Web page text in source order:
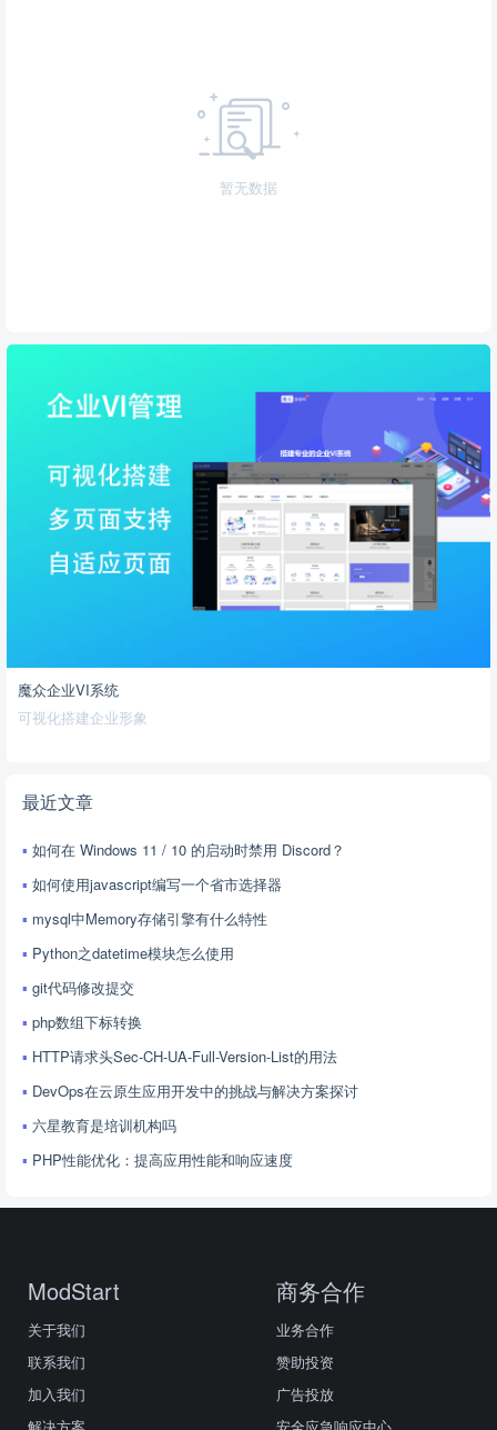
暂无数据
魔众企业VI系统
可视化搭建企业形象
最近文章
如何在 Windows 11 / 10 的启动时禁用 Discord？
如何使用javascript编写一个省市选择器
mysql中Memory存储引擎有什么特性
Python之datetime模块怎么使用
git代码修改提交
php数组下标转换
HTTP请求头Sec-CH-UA-Full-Version-List的用法
DevOps在云原生应用开发中的挑战与解决方案探讨
六星教育是培训机构吗
PHP性能优化：提高应用性能和响应速度
ModStart
关于我们
联系我们
加入我们
解决方案
商务合作
业务合作
赞助投资
广告投放
安全应急响应中心